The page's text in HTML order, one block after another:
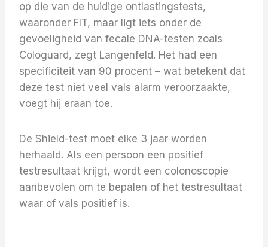
op die van de huidige ontlastingstests,
waaronder FIT, maar ligt iets onder de
gevoeligheid van fecale DNA-testen zoals
Cologuard, zegt Langenfeld. Het had een
specificiteit van 90 procent – ​​wat betekent dat
deze test niet veel vals alarm veroorzaakte,
voegt hij eraan toe.
De Shield-test moet elke 3 jaar worden
herhaald. Als een persoon een positief
testresultaat krijgt, wordt een colonoscopie
aanbevolen om te bepalen of het testresultaat
waar of vals positief is.